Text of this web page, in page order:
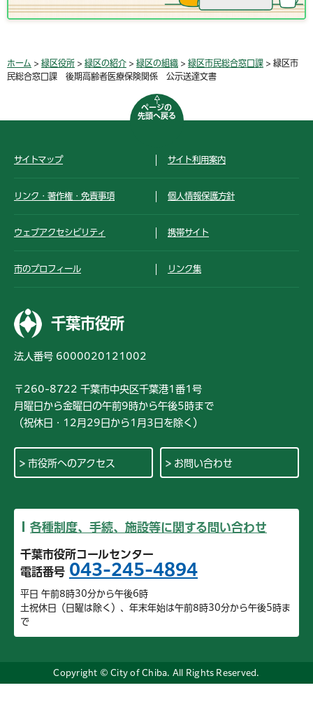
ホーム > 緑区役所 > 緑区の紹介 > 緑区の組織 > 緑区市民総合窓口課 > 緑区市
民総合窓口課 後期高齢者医療保険関係 公示送達文書
ページの
先頭へ戻る
サイトマップ サイト利用案内
リンク・著作権・免責事項 個人情報保護方針
ウェブアクセシビリティ 携帯サイト
市のプロフィール リンク集
千葉市役所
法人番号 6000020121002
〒260-8722 千葉市中央区千葉港1番1号
月曜日から金曜日の午前9時から午後5時まで
（祝休日・12月29日から1月3日を除く）
市役所へのアクセス お問い合わせ
各種制度、手続、施設等に関する問い合わせ
千葉市役所コールセンター
電話番号 043-245-4894
平日 午前8時30分から午後6時
土祝休日（日曜は除く）、年末年始は午前8時30分から午後5時ま
で
Copyright © City of Chiba. All Rights Reserved.